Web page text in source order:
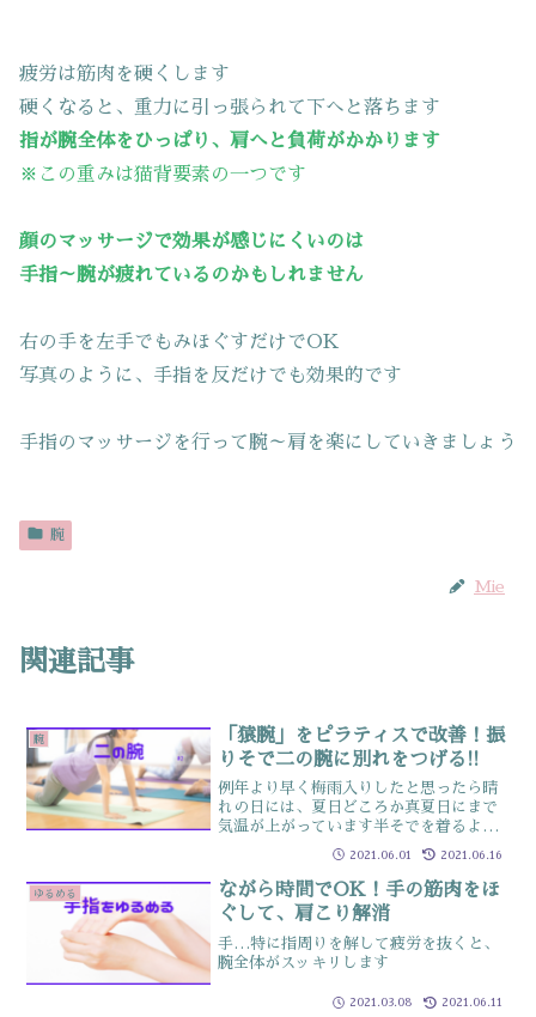
疲労は筋肉を硬くします
硬くなると、重力に引っ張られて下へと落ちます
指が腕全体をひっぱり、肩へと負荷がかかります
※この重みは猫背要素の一つです
顔のマッサージで効果が感じにくいのは
手指～腕が疲れているのかもしれません
右の手を左手でもみほぐすだけでOK
写真のように、手指を反だけでも効果的です
手指のマッサージを行って腕～肩を楽にしていきましょう
腕
Mie
関連記事
腕
「猿腕」をピラティスで改善！振
りそで二の腕に別れをつげる!!
例年より早く梅雨入りしたと思ったら晴
れの日には、夏日どころか真夏日にまで
気温が上がっています半そでを着るよう
になってくると春頃よりもさらに、二の
腕が氣になってきますね二の腕は、いま
まで何度も解説しているので今回はチョ
ット視点を変えて女性に多...
2021.06.01 2021.06.16
ゆるめる
ながら時間でOK！手の筋肉をほ
ぐして、肩こり解消
手…特に指周りを解して疲労を抜くと、
腕全体がスッキリします
2021.03.08 2021.06.11